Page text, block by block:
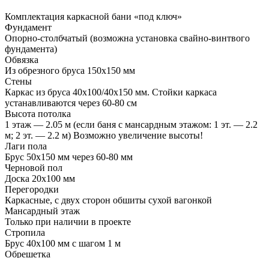
Комплектация каркасной бани «под ключ»
Фундамент
Опорно-столбчатый (возможна установка свайно-винтвого
фундамента)
Обвязка
Из обрезного бруса 150х150 мм
Стены
Каркас из бруса 40х100/40х150 мм. Стойки каркаса
устанавливаются через 60-80 см
Высота потолка
1 этаж — 2.05 м (если баня с мансардным этажом: 1 эт. — 2.2
м; 2 эт. — 2.2 м) Возможно увеличение высоты!
Лаги пола
Брус 50х150 мм через 60-80 мм
Черновой пол
Доска 20х100 мм
Перегородки
Каркасные, с двух сторон обшиты сухой вагонкой
Мансардный этаж
Только при наличии в проекте
Стропила
Брус 40х100 мм с шагом 1 м
Обрешетка